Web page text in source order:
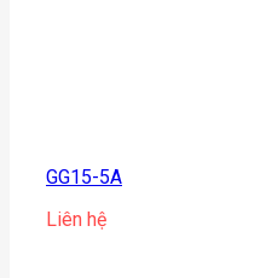
GG15-5A
Liên hệ